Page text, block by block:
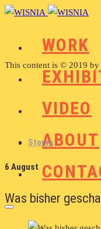
WORK
VIDEO
ABOUT
This content is © 2019
Storys
6 August
Was bisher